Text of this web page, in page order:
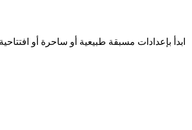
ابدأ بإعدادات مسبقة طبيعية أو ساحرة أو